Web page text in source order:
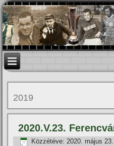
2019
2020.V.23.
Közzétéve: 2020. május